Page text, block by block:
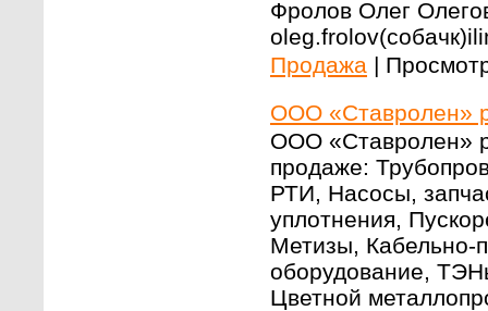
Фролов Олег
Продажа |
ООО «Ставролен»
ООО «Ставролен»
продаже:
РТИ, Насосы,
уплотнения,
Метизы, Кабельно-
оборудование,
Цветной